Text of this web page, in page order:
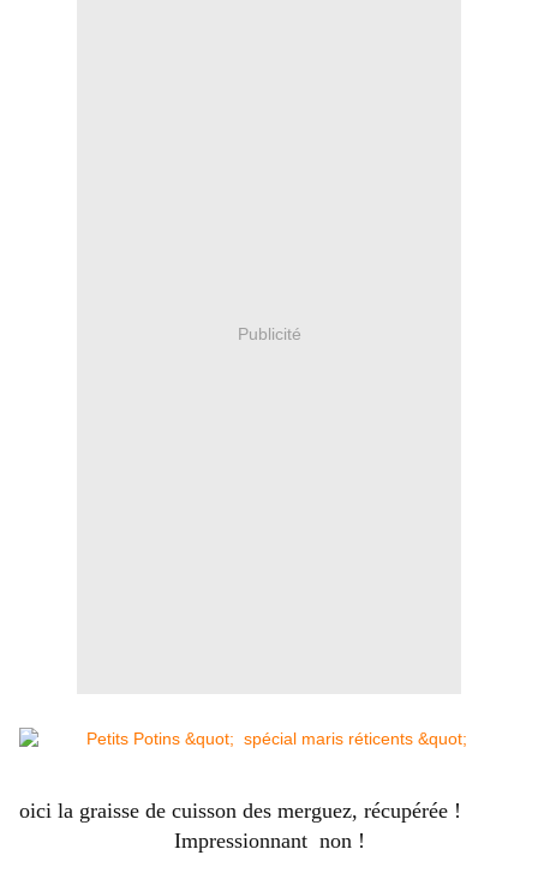
Publicité
oici la graisse de cuisson des merguez, récupérée !
Impressionnant non !